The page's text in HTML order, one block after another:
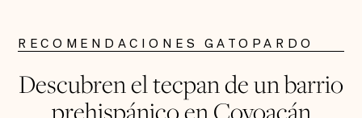
RECOMENDACIONES GATOPARDO
Descubren el tecpan de un barrio
prehispánico en Coyoacán